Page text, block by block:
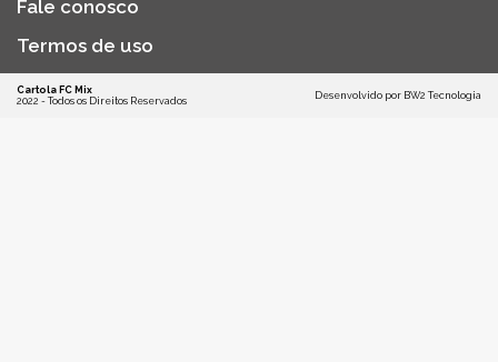
Fale conosco
Termos de uso
Cartola FC Mix
2022 - Todos os Direitos Reservados
Desenvolvido por BW2 Tecnologia